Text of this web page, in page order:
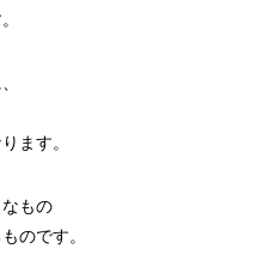
ます。
もの
のです。